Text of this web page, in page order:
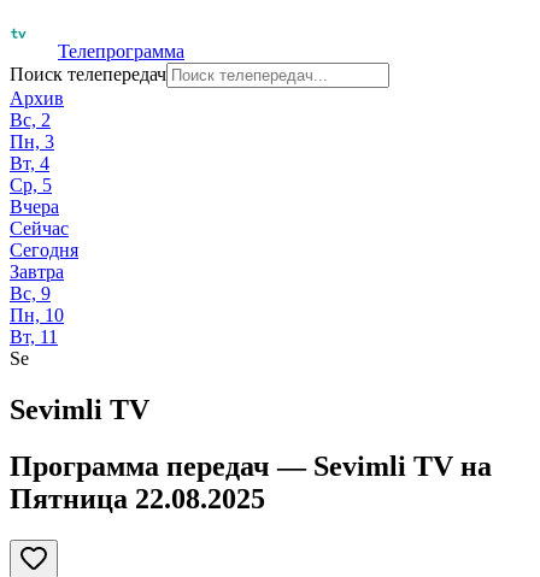
Телепрограмма
Поиск телепередач
Архив
Вс, 2
Пн, 3
Вт, 4
Ср, 5
Вчера
Сейчас
Сегодня
Завтра
Вс, 9
Пн, 10
Вт, 11
Se
Sevimli TV
Программа передач — Sevimli TV на
Пятница 22.08.2025